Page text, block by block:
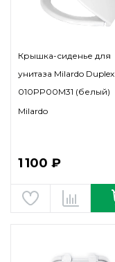
Крышка-сиденье для
унитаза Milardo Duplex
010PP00M31 (белый)
Milardo
1 100 ₽